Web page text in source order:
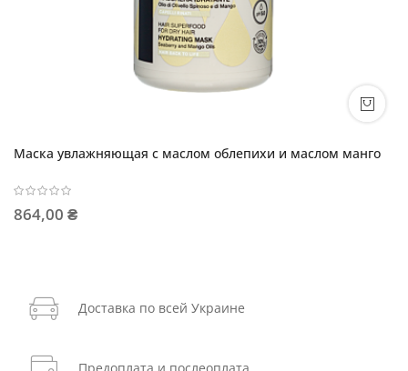
Маска увлажняющая с маслом облепихи и маслом манго
864,00 ₴
Доставка по всей Украине